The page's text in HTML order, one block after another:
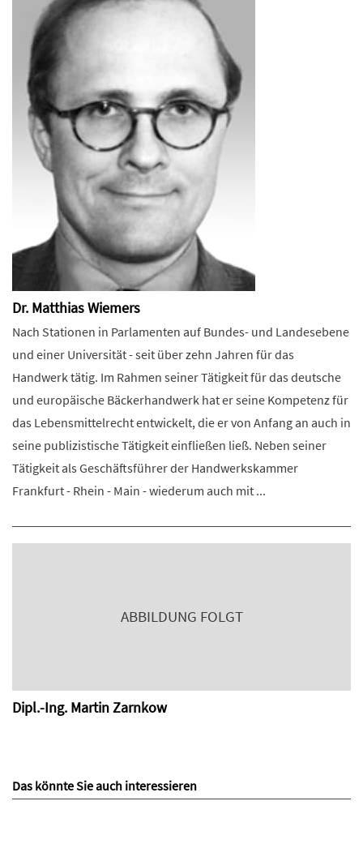
Dr. Matthias Wiemers
Nach Stationen in Parlamenten auf Bundes- und Landesebene
und einer Universität - seit über zehn Jahren für das
Handwerk tätig. Im Rahmen seiner Tätigkeit für das deutsche
und europäische Bäckerhandwerk hat er seine Kompetenz für
das Lebensmittelrecht entwickelt, die er von Anfang an auch in
seine publizistische Tätigkeit einfließen ließ. Neben seiner
Tätigkeit als Geschäftsführer der Handwerkskammer
Frankfurt - Rhein - Main - wiederum auch mit ...
ABBILDUNG FOLGT
Dipl.-Ing. Martin Zarnkow
Das könnte Sie auch interessieren